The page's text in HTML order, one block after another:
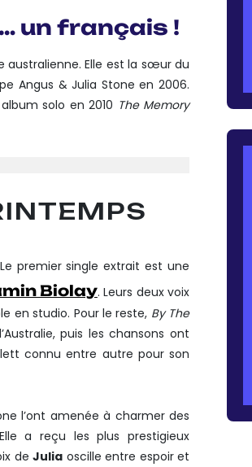
un français !
australienne. Elle est la sœur du
Angus & Julia Stone en 2006.
solo en 2010 The Memory
premier single extrait est une
Biolay. Leurs deux voix
en studio. Pour le reste, By The
puis les chansons ont
connu entre autre pour son
l’ont amenée à charmer des
a reçu les plus prestigieux
deJulia oscille entre espoir et